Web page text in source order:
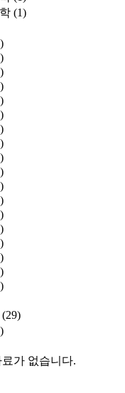
(1)
(29)
가 없습니다.